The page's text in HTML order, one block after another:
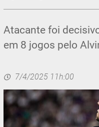
Atacante foi
em 8 jogos pelo
7/4/2025 11h:00